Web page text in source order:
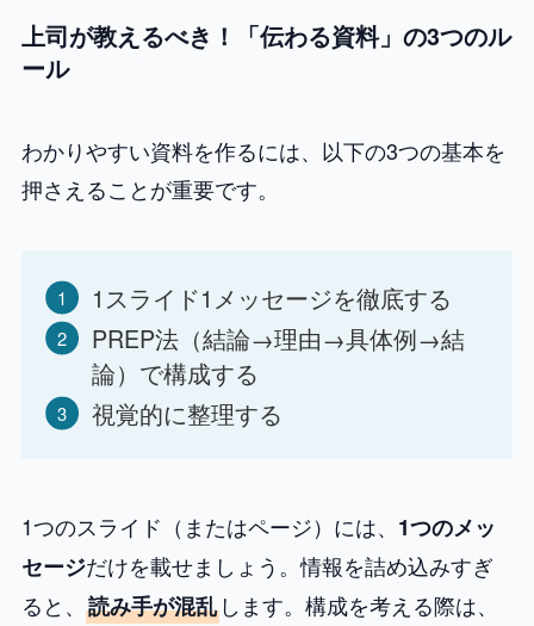
上司が教えるべき！「伝わる資料」の3つのル
ール
わかりやすい資料を作るには、以下の3つの基本を
押さえることが重要です。
1スライド1メッセージを徹底する
PREP法（結論→理由→具体例→結
論）で構成する
視覚的に整理する
1つのスライド（またはページ）には、 1つのメッ
セージだけを載せましょう。情報を詰め込みすぎ
ると、 読み手が混乱します。構成を考える際は、